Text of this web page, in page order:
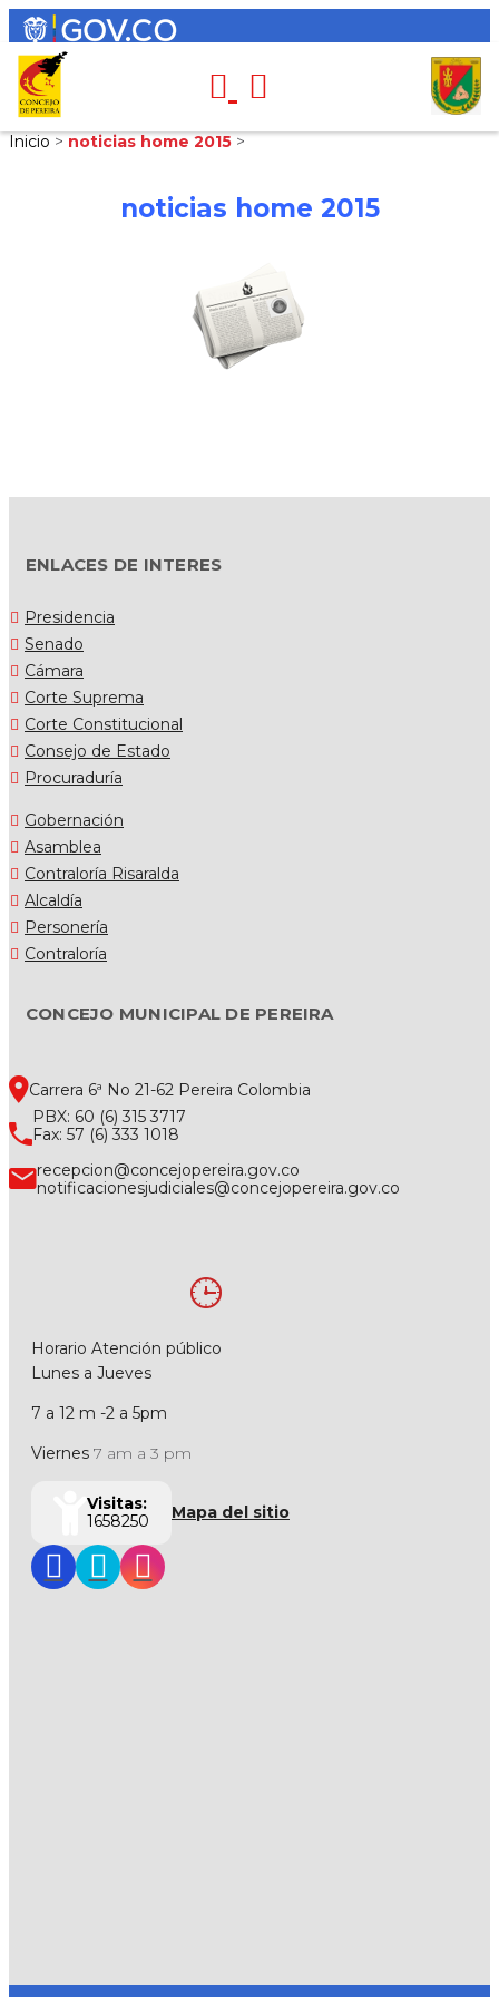
Inicio > noticias home 2015 >
noticias home 2015
ENLACES DE INTERES
Presidencia
Senado
Cámara
Corte Suprema
Corte Constitucional
Consejo de Estado
Procuraduría
Gobernación
Asamblea
Contraloría Risaralda
Alcaldía
Personería
Contraloría
CONCEJO MUNICIPAL DE PEREIRA
Carrera 6ª No 21-62 Pereira Colombia
PBX: 60 (6) 315 3717
Fax: 57 (6) 333 1018
recepcion@concejopereira.gov.co
notificacionesjudiciales@concejopereira.gov.co
Horario Atención público
Lunes a Jueves
7 a 12 m -2 a 5pm
Viernes 7 am a 3 pm
Visitas:
1658250
Mapa del sitio